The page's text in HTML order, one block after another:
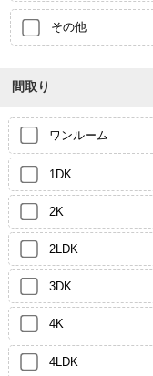
その他
間取り
ワンルーム
1DK
2K
2LDK
3DK
4K
4LDK